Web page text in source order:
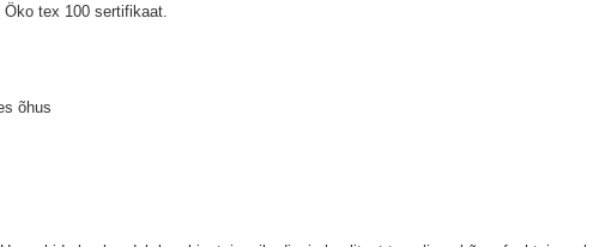
tex 100 sertifikaat.
õhus